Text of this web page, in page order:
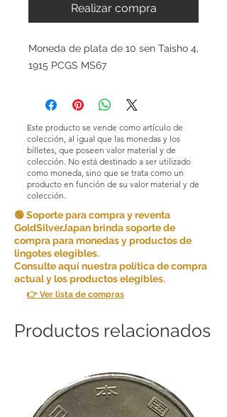
Realizar compra
Moneda de plata de 10 sen Taisho 4,
1915 PCGS MS67
Este producto se vende como artículo de
colección, al igual que las monedas y los
billetes, que poseen valor material y de
colección. No está destinado a ser utilizado
como moneda, sino que se trata como un
producto en función de su valor material y de
colección.
🟢 Soporte para compra y reventa
GoldSilverJapan brinda soporte de
compra para monedas y productos de
lingotes elegibles.
Consulte aquí nuestra política de compra
actual y los productos elegibles.
👉 Ver lista de compras
Productos relacionados